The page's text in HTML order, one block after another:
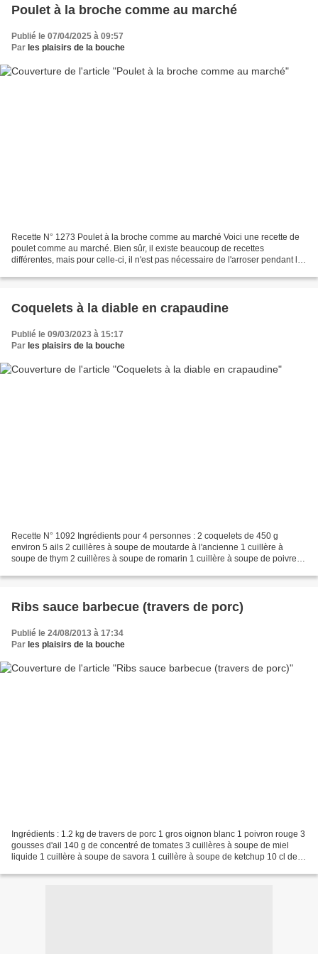
Poulet à la broche comme au marché
Publié le 07/04/2025 à 09:57
Par les plaisirs de la bouche
Recette N° 1273 Poulet à la broche comme au marché Voici une recette de
poulet comme au marché. Bien sûr, il existe beaucoup de recettes
différentes, mais pour celle-ci, il n'est pas nécessaire de l'arroser pendant la
Coquelets à la diable en crapaudine
Publié le 09/03/2023 à 15:17
Par les plaisirs de la bouche
Recette N° 1092 Ingrédients pour 4 personnes : 2 coquelets de 450 g
environ 5 ails 2 cuillères à soupe de moutarde à l'ancienne 1 cuillère à
soupe de thym 2 cuillères à soupe de romarin 1 cuillère à soupe de poivre
Ribs sauce barbecue (travers de porc)
Publié le 24/08/2013 à 17:34
Par les plaisirs de la bouche
Ingrédients : 1.2 kg de travers de porc 1 gros oignon blanc 1 poivron rouge 3
gousses d'ail 140 g de concentré de tomates 3 cuillères à soupe de miel
liquide 1 cuillère à soupe de savora 1 cuillère à soupe de ketchup 10 cl de